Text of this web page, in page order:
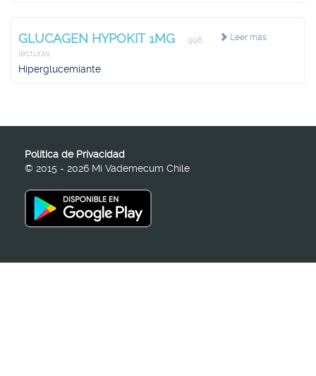
Leer más
GLUCAGEN HYPOKIT 1MG
996
lecturas
Hiperglucemiante
Política de Privacidad
© 2015 - 2026 Mi Vademecum Chile